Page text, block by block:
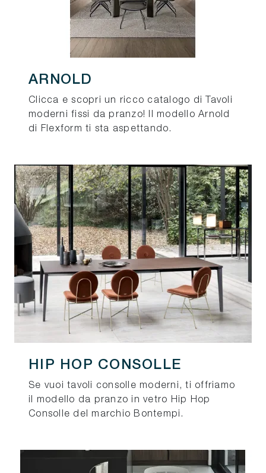
ARNOLD
Clicca e scopri un ricco catalogo di Tavoli
moderni fissi da pranzo! Il modello Arnold
di Flexform ti sta aspettando.
HIP HOP CONSOLLE
Se vuoi tavoli consolle moderni, ti offriamo
il modello da pranzo in vetro Hip Hop
Consolle del marchio Bontempi.